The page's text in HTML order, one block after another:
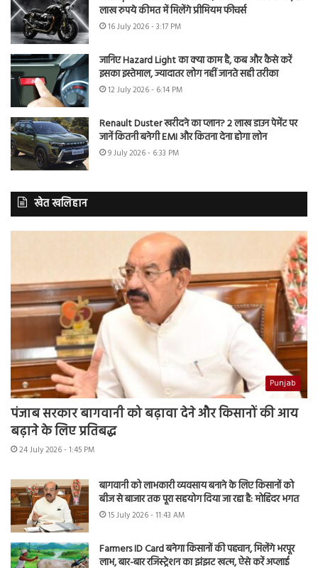
लाख रुपये कीमत में मिलेंगे प्रीमियम फीचर्स
16 July 2026 - 3:17 PM
जानिए Hazard Light का क्या काम है, कब और कैसे करें
इसका इस्तेमाल, ज्यादातर लोग नहीं जानते सही तरीका
12 July 2026 - 6:14 PM
Renault Duster खरीदने का प्लान? 2 लाख डाउन पेमेंट पर
जानें कितनी बनेगी EMI और कितना देना होगा लोन
9 July 2026 - 6:33 PM
खेत खलिहान
Punjab
पंजाब सरकार बागवानी को बढ़ावा देने और किसानों की आय
बढ़ाने के लिए प्रतिबद्ध
24 July 2026 - 1:45 PM
बागवानी को लाभकारी व्यवसाय बनाने के लिए किसानों को
बीज से बाजार तक पूरा सहयोग दिया जा रहा है: मोहिंदर भगत
15 July 2026 - 11:43 AM
Farmers ID Card बनेगा किसानों की पहचान, मिलेंगे भरपूर
लाभ, बार-बार रजिस्ट्रेशन का झंझट खत्म, ऐसे करें अप्लाई